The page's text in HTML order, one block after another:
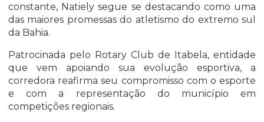
constante, Natiely segue se destacando como uma
das maiores promessas do atletismo do extremo sul
da Bahia.
Patrocinada pelo Rotary Club de Itabela, entidade
que vem apoiando sua evolução esportiva, a
corredora reafirma seu compromisso com o esporte
e com a representação do município em
competições regionais.